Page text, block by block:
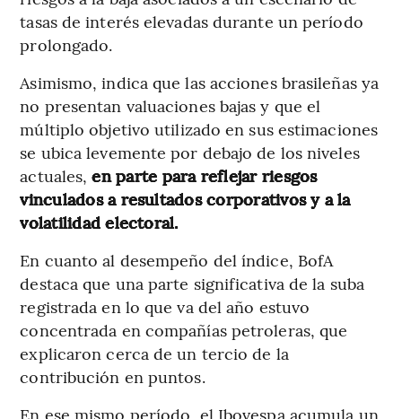
tasas de interés elevadas durante un período
prolongado.
Asimismo, indica que las acciones brasileñas ya
no presentan valuaciones bajas y que el
múltiplo objetivo utilizado en sus estimaciones
se ubica levemente por debajo de los niveles
actuales,en parte para reflejar riesgos
vinculados a resultados corporativos y a la
volatilidad electoral.
En cuanto al desempeño del índice, BofA
destaca que una parte significativa de la suba
registrada en lo que va del año estuvo
concentrada en compañías petroleras, que
explicaron cerca de un tercio de la
contribución en puntos.
En ese mismo período, el Ibovespa acumula un